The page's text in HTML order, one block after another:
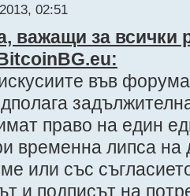
02:51
важащи за всички
във
право на един
временна липса на
или със
и подписът на